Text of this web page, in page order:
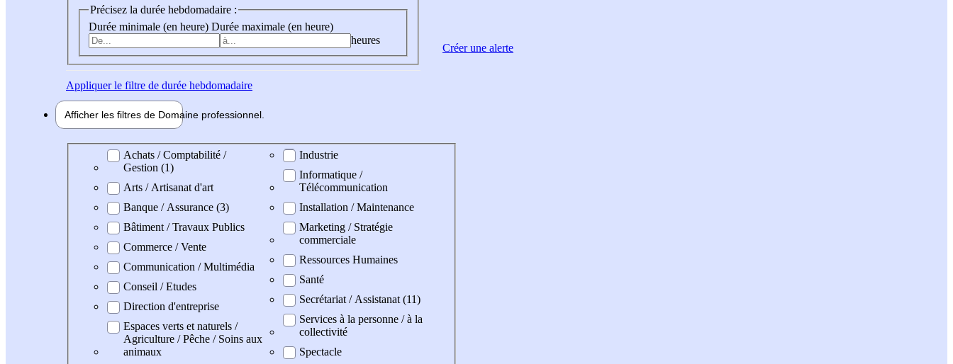
Précisez la durée hebdomadaire :
Durée minimale (en heure) Durée maximale (en heure)
heures
Appliquerle filtre de durée hebdomadaire
Afficher les filtres de Domaine professionnel
Domaine professionel
Achats / Comptabilité /
Gestion (1)
Arts / Artisanat d'art
Banque / Assurance (3)
Bâtiment / Travaux Publics
Commerce / Vente
Communication / Multimédia
Conseil / Etudes
Direction d'entreprise
Espaces verts et naturels /
Agriculture / Pêche / Soins aux
animaux
Industrie
Informatique /
Télécommunication
Installation / Maintenance
Marketing / Stratégie
commerciale
Ressources Humaines
Santé
Secrétariat / Assistanat (11)
Services à la personne / à la
collectivité
Spectacle
Créer une alerte